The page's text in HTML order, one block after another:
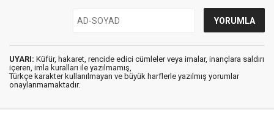
UYARI: Küfür, hakaret, rencide edici cümleler veya imalar, inançlara saldırı
içeren, imla kuralları ile yazılmamış,
Türkçe karakter kullanılmayan ve büyük harflerle yazılmış yorumlar
onaylanmamaktadır.